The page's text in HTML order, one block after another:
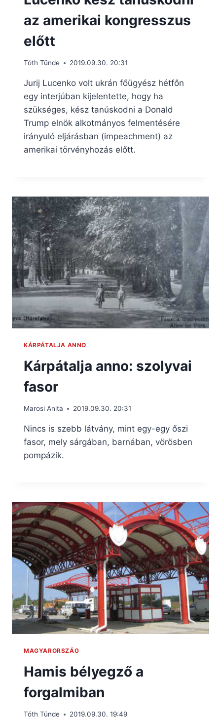
az amerikai kongresszus
előtt
Tóth Tünde 2019.09.30. 20:31
Jurij Lucenko volt ukrán főügyész hétfőn
egy interjúban kijelentette, hogy ha
szükséges, kész tanúskodni a Donald
Trump elnök alkotmányos felmentésére
irányuló eljárásban (impeachment) az
amerikai törvényhozás előtt.
KÁRPÁTALJA ANNO
Kárpátalja anno: szolyvai
fasor
Marosi Anita 2019.09.30. 20:31
Nincs is szebb látvány, mint egy-egy őszi
fasor, mely sárgában, barnában, vörösben
pompázik.
MAGYARORSZÁG
Hamis bélyegző a
forgalmiban
Tóth Tünde 2019.09.30. 19:49